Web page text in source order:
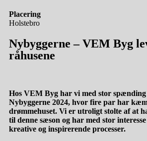
Placering
Holstebro
Nybyggerne– VEM Byg
råhusene
Hos VEM Byg har vi med stor spænding
Nybyggerne 2024, hvor fire par har
drømmehuset. Vi er utroligt stolte af at
til denne sæson og har med stor
kreative og inspirerende processer.